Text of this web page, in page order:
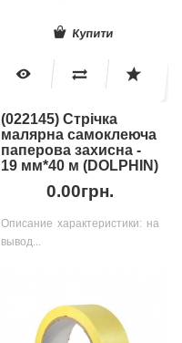
Купити
(022145) Стрічка
малярна самоклеюча
паперова захисна -
19 мм*40 м (DOLPHIN)
0.00грн.
Описание характеристики: на
вывод...